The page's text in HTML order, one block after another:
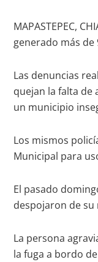
MAPASTEPEC,
generado más
Las denuncias
quejan la falta de
un municipio
Los mismos
Municipal para
El pasado
despojaron de
La persona
la fuga a bordo